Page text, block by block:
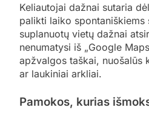
Keliautojai dažnai sutaria
palikti laiko spontaniškiems
suplanuotų vietų dažnai
nenumatysi iš „Google
apžvalgos taškai, nuošalūs
ar laukiniai arkliai.
Pamokos, kurias